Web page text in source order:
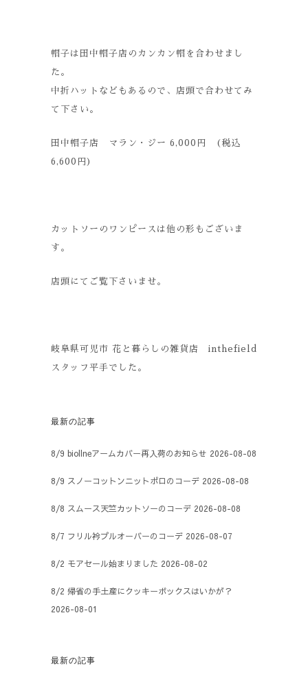
帽子は田中帽子店のカンカン帽を合わせまし
た。
中折ハットなどもあるので、店頭で合わせてみ
て下さい。
田中帽子店 マラン・ジー 6,000円 (税込
6,600円)
カットソーのワンピースは他の形もございま
す。
店頭にてご覧下さいませ。
岐阜県可児市 花と暮らしの雑貨店 inthefield
スタッフ平手でした。
最新の記事
8/9 biollneアームカバー再入荷のお知らせ 2026-08-08
8/9 スノーコットンニットポロのコーデ 2026-08-08
8/8 スムース天竺カットソーのコーデ 2026-08-08
8/7 フリル衿プルオーバーのコーデ 2026-08-07
8/2 モアセール始まりました 2026-08-02
8/2 帰省の手土産にクッキーボックスはいかが？
2026-08-01
最新の記事